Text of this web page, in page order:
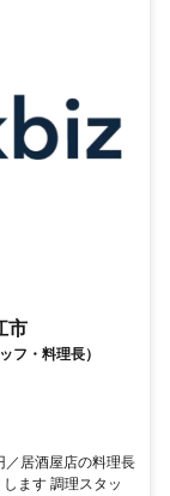
市
フ・料理長）
／居酒屋店の料理長
ます 調理スタッ